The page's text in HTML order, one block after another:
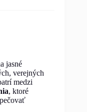
jasné
verejných
medzi
, ktoré